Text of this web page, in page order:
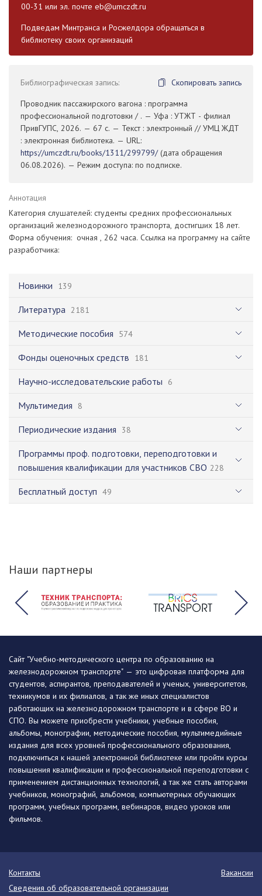
Новинки 139
Литература 2181
Методические пособия 574
Фонды оценочных средств 181
Научно-исследовательские работы 6
Мультимедия 8
Периодические издания 38
Программы проф. подготовки, переподготовки и
повышения квалификации для участников СВО 228
Бесплатный доступ 49
00-31 или эл. почте eb@umczdt.ru
Подведам Минтранса и Росжелдора обращаться в
библиотеку своих организаций
Библиографическая запись:
Скопировать запись
Проводник пассажирского вагона : программа
профессиональной подготовки / . — Уфа : УТЖТ - филиал
ПривГУПС, 2026. — 67 с. — Текст : электронный // УМЦ ЖДТ
: электронная библиотека. — URL:
https://umczdt.ru/books/1311/299799/(дата обращения
06.08.2026). — Режим доступа: по подписке.
Аннотация
Категория слушателей: студенты средних профессиональных
организаций железнодорожного транспорта, достигших 18 лет.
Форма обучения: очная , 262 часа. Ссылка на программу на сайте
разработчика:
Наши партнеры
Сайт "Учебно-методического центра по образованию на
железнодорожном транспорте" — это цифровая платформа для
студентов, аспирантов, преподавателей и ученых, университетов,
техникумов и их филиалов, а так же иных специалистов
работающих на железнодорожном транспорте и в сфере ВО и
СПО. Вы можете приобрести учебники, учебные пособия,
альбомы, монографии, методические пособия, мультимедийные
издания для всех уровней профессионального образования,
подключиться к нашей электронной библиотеке или пройти курсы
повышения квалификации и профессиональной переподготовки с
применением дистанционных технологий, а так же стать авторами
учебников, монографий, альбомов, компьютерных обучающих
программ, учебных программ, вебинаров, видео уроков или
фильмов.
Контакты
Вакансии
Сведения об образовательной организации